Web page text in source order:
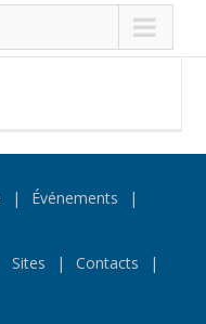
Événements
Sites
Contacts